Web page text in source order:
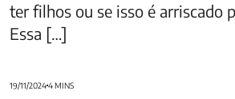
ter filhos ou se isso é arriscado
Essa […]
19/11/20244 MINS